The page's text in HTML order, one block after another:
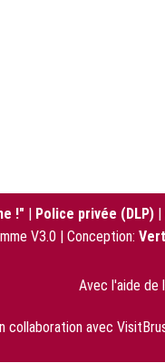
!" | Police privée (DLP) |
V3.0 | Conception:
Avec l'aide de
collaboration avec